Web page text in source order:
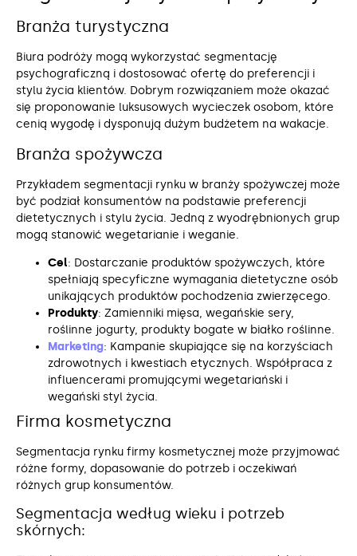
Branża turystyczna
Biura podróży mogą wykorzystać segmentację
psychograficzną i dostosować ofertę do preferencji i
stylu życia klientów. Dobrym rozwiązaniem może okazać
się proponowanie luksusowych wycieczek osobom, które
cenią wygodę i dysponują dużym budżetem na wakacje.
Branża spożywcza
Przykładem segmentacji rynku w branży spożywczej może
być podział konsumentów na podstawie preferencji
dietetycznych i stylu życia. Jedną z wyodrębnionych grup
mogą stanowić wegetarianie i weganie.
Cel: Dostarczanie produktów spożywczych, które
spełniają specyficzne wymagania dietetyczne osób
unikających produktów pochodzenia zwierzęcego.
Produkty: Zamienniki mięsa, wegańskie sery,
roślinne jogurty, produkty bogate w białko roślinne.
Marketing: Kampanie skupiające się na korzyściach
zdrowotnych i kwestiach etycznych. Współpraca z
influencerami promującymi wegetariański i
wegański styl życia.
Firma kosmetyczna
Segmentacja rynku firmy kosmetycznej może przyjmować
różne formy, dopasowanie do potrzeb i oczekiwań
różnych grup konsumentów.
Segmentacja według wieku i potrzeb
skórnych: